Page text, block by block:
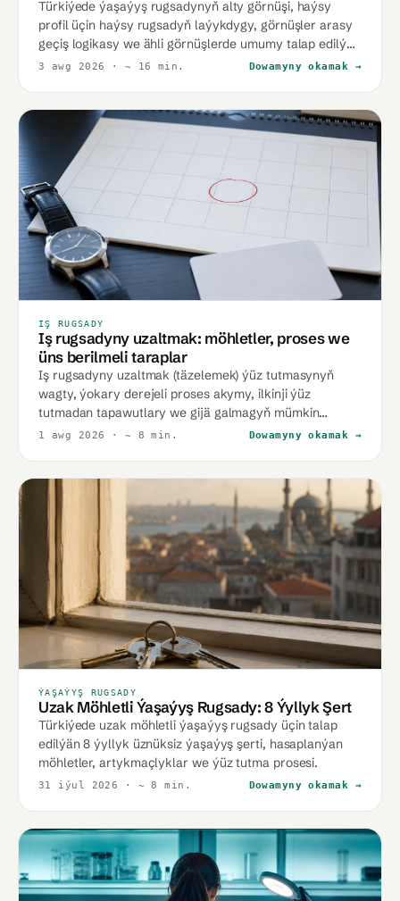
Türkiýede ýaşaýyş rugsadynyň alty görnüşi, haýsy
profil üçin haýsy rugsadyň laýykdygy, görnüşler arasy
geçiş logikasy we ähli görnüşlerde umumy talap edilýän
şertler. 22 ýyllyk dosýe tejribesi bilen giňişleýin karar
3 awg 2026 · ~ 16 min. Dowamyny okamak →
IŞ RUGSADY
Iş rugsadyny uzaltmak: möhletler, proses we
üns berilmeli taraplar
Iş rugsadyny uzaltmak (täzelemek) ýüz tutmasynyň
wagty, ýokary derejeli proses akymy, ilkinji ýüz
tutmadan tapawutlary we gijä galmagyň mümkin
netijeleri — umumy çäk.
1 awg 2026 · ~ 8 min. Dowamyny okamak →
ÝAŞAÝYŞ RUGSADY
Uzak Möhletli Ýaşaýyş Rugsady: 8 Ýyllyk Şert
Türkiýede uzak möhletli ýaşaýyş rugsady üçin talap
edilýän 8 ýyllyk üznüksiz ýaşaýyş şerti, hasaplanýan
möhletler, artykmaçlyklar we ýüz tutma prosesi.
31 iýul 2026 · ~ 8 min. Dowamyny okamak →